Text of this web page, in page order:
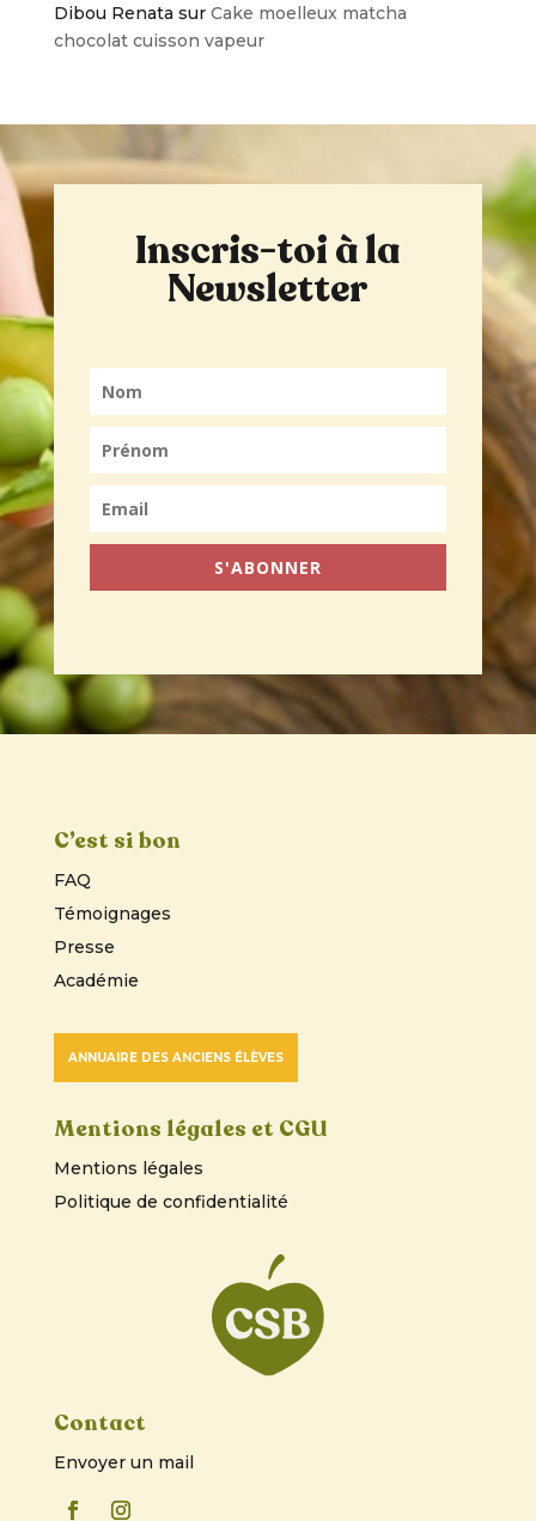
Dibou Renata sur Cake moelleux matcha
chocolat cuisson vapeur
Inscris-toi à la
Newsletter
S'ABONNER
C’est si bon
FAQ
Témoignages
Presse
Académie
ANNUAIRE DES ANCIENS ÉLÈVES
Mentions légales et CGU
Mentions légales
Politique de confidentialité
Contact
Envoyer un mail